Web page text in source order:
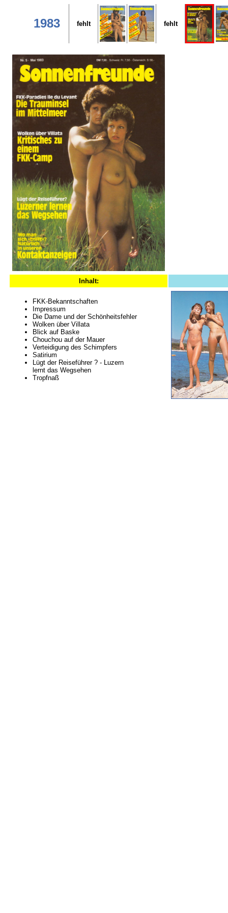
1983 fehlt fehlt
Inhalt:
FKK-Bekanntschaften
Impressum
Die Dame und der Schönheitsfehler
Wolken über Villata
Blick auf Baske
Chouchou auf der Mauer
Verteidigung des Schimpfers
Satirium
Lügt der Reiseführer ? - Luzern
lernt das Wegsehen
Tropfnaß